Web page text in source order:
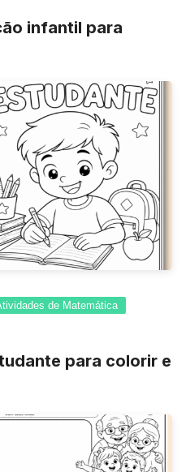
infantil para
de Matemática
para colorir e